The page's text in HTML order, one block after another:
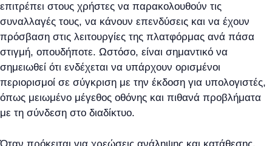
επιτρέπει στους χρήστες να παρακολουθούν τις
συναλλαγές τους, να κάνουν επενδύσεις και να έχουν
πρόσβαση στις λειτουργίες της πλατφόρμας ανά πάσα
στιγμή, οπουδήποτε. Ωστόσο, είναι σημαντικό να
σημειωθεί ότι ενδέχεται να υπάρχουν ορισμένοι
περιορισμοί σε σύγκριση με την έκδοση για υπολογιστές,
όπως μειωμένο μέγεθος οθόνης και πιθανά προβλήματα
με τη σύνδεση στο διαδίκτυο.